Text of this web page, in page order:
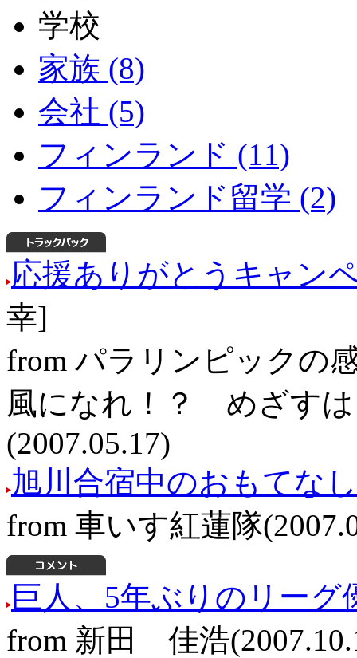
学校
家族 (8)
会社 (5)
フィンランド (11)
フィンランド留学 (2)
応援ありがとうキャン
幸]
from パラリンピックの
風になれ！？ めざすは
(2007.05.17)
旭川合宿中のおもてなし
from 車いす紅蓮隊
巨人、5年ぶりのリーグ
from 新田 佳浩